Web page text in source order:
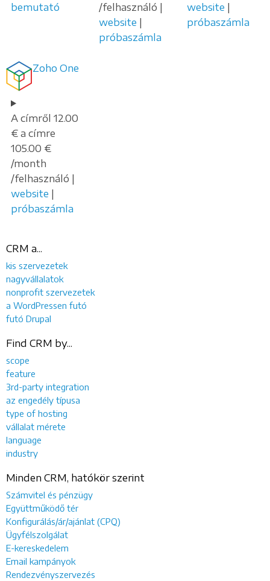
bemutató
/felhasználó |
website |
próbaszámla
website |
próbaszámla
Zoho One
A címről 12.00
€ a címre
105.00 €
/month
/felhasználó |
website |
próbaszámla
CRM a...
kis szervezetek
nagyvállalatok
nonprofit szervezetek
a WordPressen futó
futó Drupal
Find CRM by...
scope
feature
3rd-party integration
az engedély típusa
type of hosting
vállalat mérete
language
industry
Minden CRM, hatókör szerint
Számvitel és pénzügy
Együttműködő tér
Konfigurálás/ár/ajánlat (CPQ)
Ügyfélszolgálat
E-kereskedelem
Email kampányok
Rendezvényszervezés